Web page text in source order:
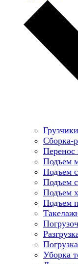
Грузчики
Сборка-
Перенос
Подъем
Подъем
Подъем
Подъем
Подъем
Уборка